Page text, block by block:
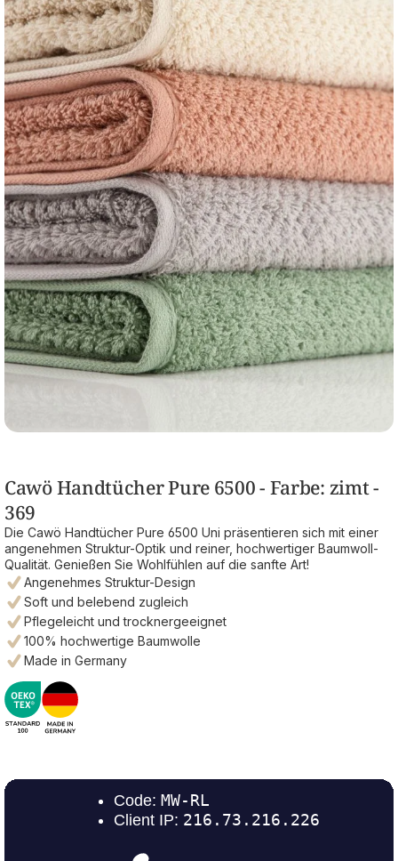
Cawö Handtücher Pure 6500 - Farbe: zimt -
369
Die Cawö Handtücher Pure 6500 Uni präsentieren sich mit einer
angenehmen Struktur-Optik und reiner, hochwertiger Baumwoll-
Qualität. Genießen Sie Wohlfühlen auf die sanfte Art!
Angenehmes Struktur-Design
Soft und belebend zugleich
Pflegeleicht und trocknergeeignet
100% hochwertige Baumwolle
Made in Germany